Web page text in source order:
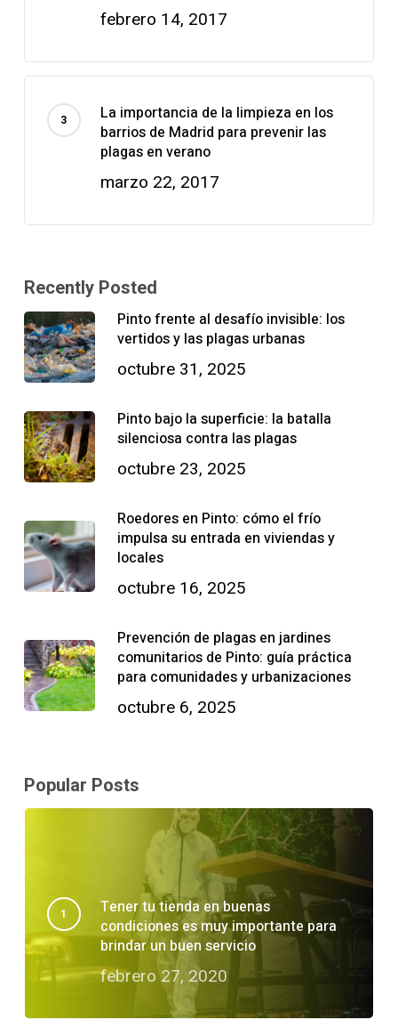
febrero 14, 2017
La importancia de la limpieza en los
barrios de Madrid para prevenir las
plagas en verano
marzo 22, 2017
Recently Posted
Pinto frente al desafío invisible: los
vertidos y las plagas urbanas
octubre 31, 2025
Pinto bajo la superficie: la batalla
silenciosa contra las plagas
octubre 23, 2025
Roedores en Pinto: cómo el frío
impulsa su entrada en viviendas y
locales
octubre 16, 2025
Prevención de plagas en jardines
comunitarios de Pinto: guía práctica
para comunidades y urbanizaciones
octubre 6, 2025
Popular Posts
Tener tu tienda en buenas
condiciones es muy importante para
brindar un buen servicio
febrero 27, 2020